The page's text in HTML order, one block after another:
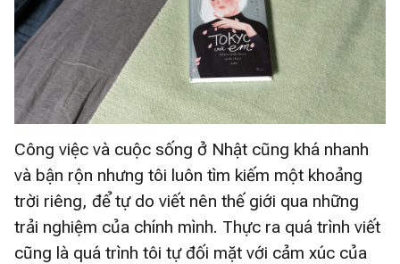
Công việc và cuộc sống ở Nhật cũng khá nhanh
và bận rộn nhưng tôi luôn tìm kiếm một khoảng
trời riêng, để tự do viết nên thế giới qua những
trải nghiệm của chính mình. Thực ra quá trình viết
cũng là quá trình tôi tự đối mặt với cảm xúc của